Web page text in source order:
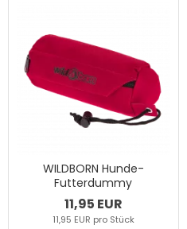
WILDBORN Hunde-
Futterdummy
11,95 EUR
11,95 EUR pro Stück